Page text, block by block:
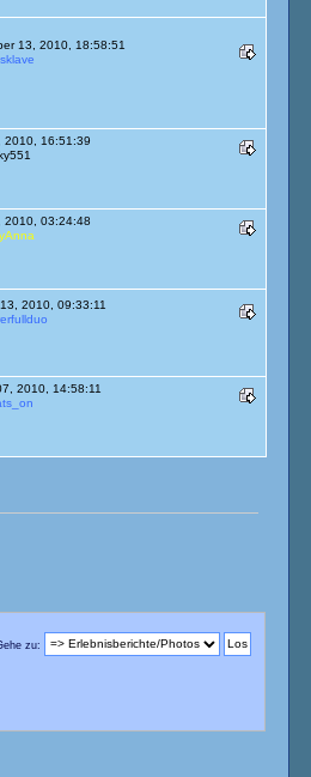
13, 2010, 18:58:51
2010, 16:51:39
2010, 03:24:48
2010, 09:33:11
2010, 14:58:11
zu: